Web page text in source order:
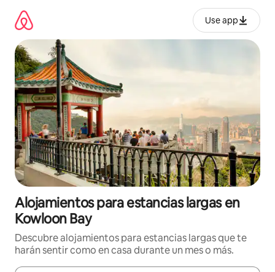
contenido
Use app
Alojamientos para estancias largas en
Kowloon Bay
Descubre alojamientos para estancias largas que te
harán sentir como en casa durante un mes o más.